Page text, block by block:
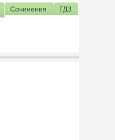
Сочинения ГДЗ